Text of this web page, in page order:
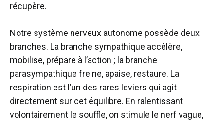
récupère.
Notre système nerveux autonome possède deux
branches. La branche sympathique accélère,
mobilise, prépare à l’action ; la branche
parasympathique freine, apaise, restaure. La
respiration est l’un des rares leviers qui agit
directement sur cet équilibre. En ralentissant
volontairement le souffle, on stimule le nerf vague,